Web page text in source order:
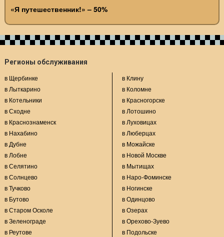
«Я путешественник!» – 50%
Регионы обслуживания
в Щербинке
в Лыткарино
в Котельники
в Сходне
в Краснознаменск
в Нахабино
в Дубне
в Лобне
в Селятино
в Солнцево
в Тучково
в Бутово
в Старом Осколе
в Зеленограде
в Реутове
в Клину
в Коломне
в Красногорске
в Лотошино
в Луховицах
в Люберцах
в Можайске
в Новой Москве
в Мытищах
в Наро-Фоминске
в Ногинске
в Одинцово
в Озерах
в Орехово-Зуево
в Подольске